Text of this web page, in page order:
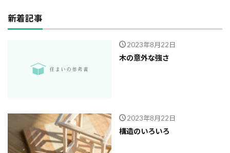
新着記事
2023年8月22日
木の意外な強さ
2023年8月22日
構造のいろいろ